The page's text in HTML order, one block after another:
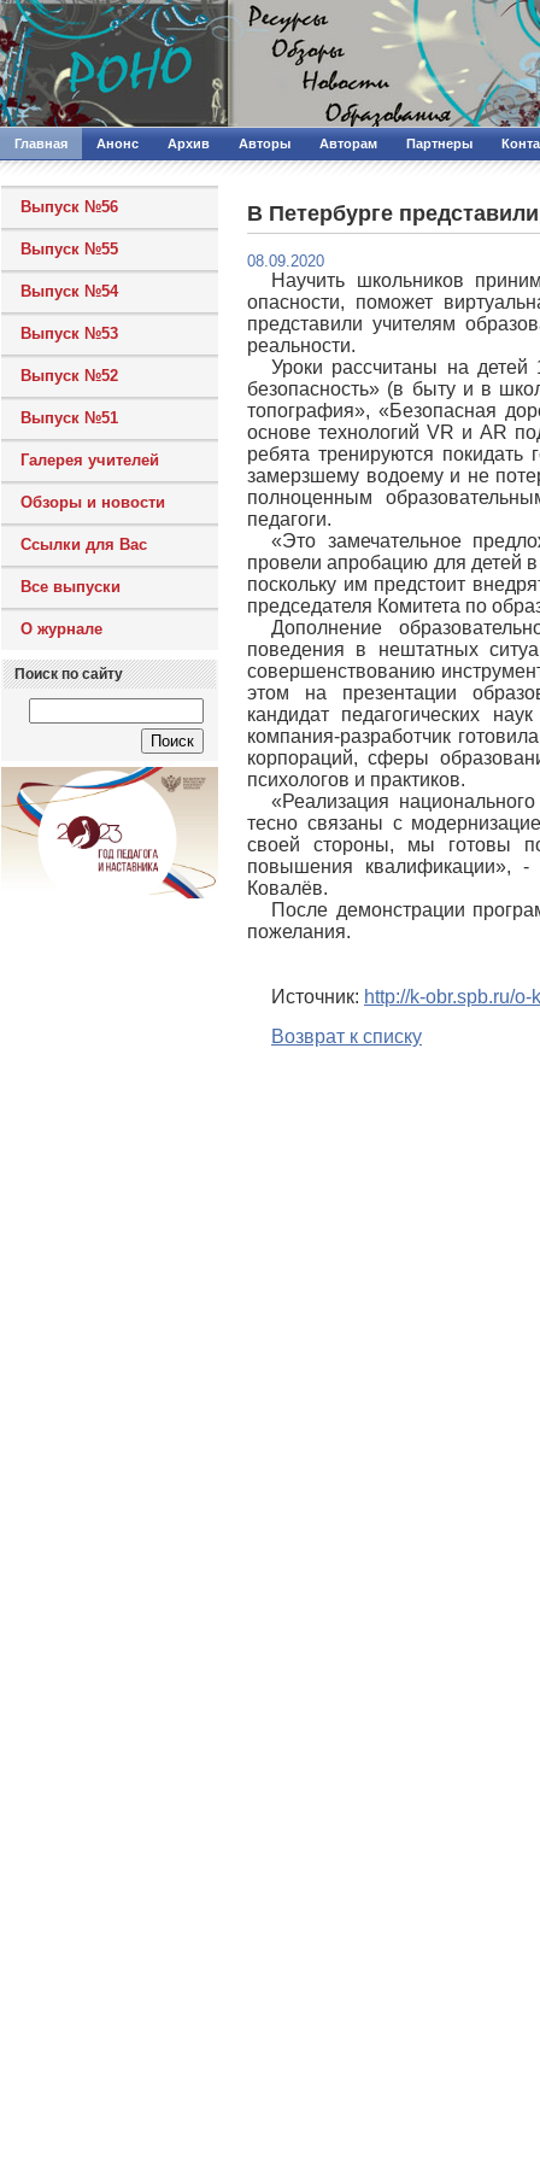
Главная Анонс Архив Авторы Авторам Партнеры
Выпуск №56
Выпуск №55
Выпуск №54
Выпуск №53
Выпуск №52
Выпуск №51
Галерея учителей
Обзоры и новости
Ссылки для Вас
Все выпуски
О журнале
Поиск по сайту
В Петербурге
08.09.2020
Научить школьников
опасности, поможет
представили учителям
реальности.
Уроки рассчитаны на
безопасность» (в быту и в
топография», «Безопасная
основе технологий VR и AR
ребята тренируются покидать
замерзшему водоему и не
полноценным
педагоги.
«Это замечательное
провели апробацию для детей
поскольку им предстоит
председателя Комитета по
Дополнение
поведения в нештатных
совершенствованию
этом на презентации
кандидат педагогических
компания-разработчик
корпораций, сферы
психологов и практиков.
«Реализация
тесно связаны с
своей стороны, мы готовы
повышения квалификации», -
Ковалёв.
После демонстрации
пожелания.
Источник: http://k-obr.spb.ru/
Возврат к списку